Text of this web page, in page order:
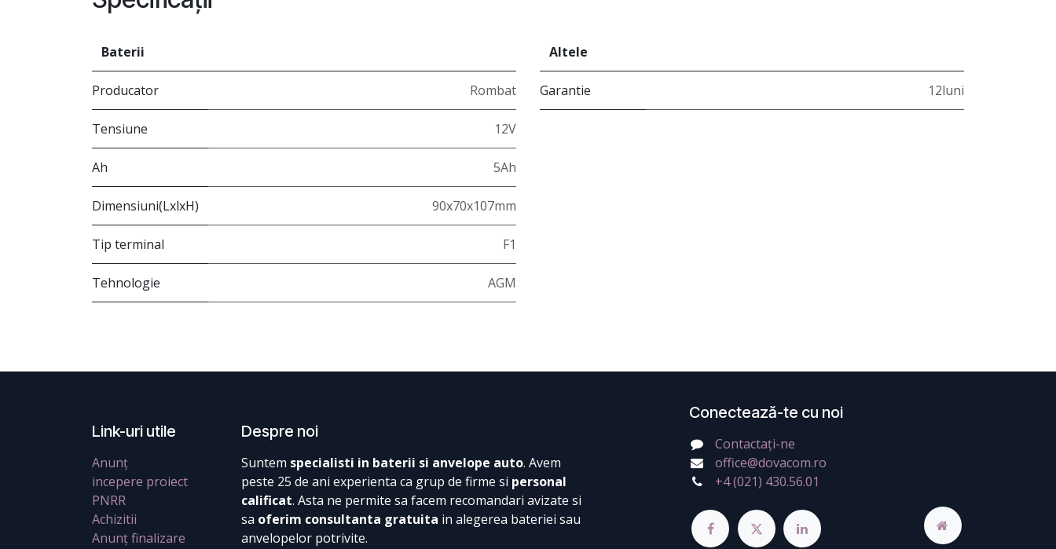
Baterii
Producator Rombat
Tensiune 12V
Ah 5Ah
Dimensiuni(LxlxH) 90x70x107mm
Tip terminal F1
Tehnologie AGM
Altele
Garantie 12luni
Link-uri utile
Anunț
incepere proiect
PNRR
Achizitii
Anunț finalizare
Despre noi
Suntem specialisti in baterii si anvelope auto. Avem
peste 25 de ani experienta ca grup de firme si personal
calificat. Asta ne permite sa facem recomandari avizate si
sa oferim consultanta gratuita in alegerea bateriei sau
anvelopelor potrivite.
Conectează-te cu noi
Contactați-ne
office@dovacom.ro
+4 (021) 430.56.01